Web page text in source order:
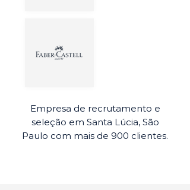
Empresa de recrutamento e
seleção em Santa Lúcia, São
Paulo com mais de 900 clientes.